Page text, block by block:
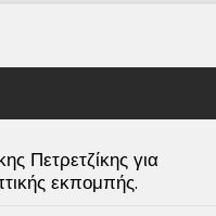
Πετρετζίκης για
εκπομπής.